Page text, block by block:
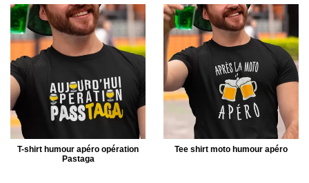
T-shirt humour apéro opération
Pastaga
Tee shirt moto humour apéro